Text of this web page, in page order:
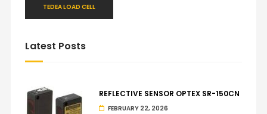
TEDEA LOAD CELL
Latest Posts
REFLECTIVE SENSOR OPTEX SR-150CN
FEBRUARY 22, 2026